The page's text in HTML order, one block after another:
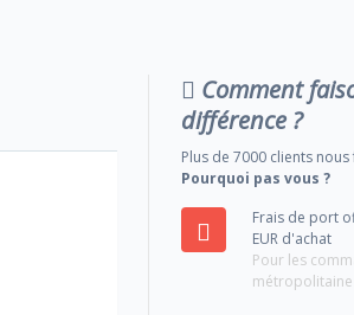
Comment
différence ?
Plus de 7000 clients
Pourquoi pas vous ?
Frais de port
EUR d'achat
Pour les
métropolitaine